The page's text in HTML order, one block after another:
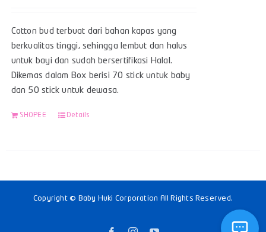
Cotton bud terbuat dari bahan kapas yang
berkualitas tinggi, sehingga lembut dan halus
untuk bayi dan sudah bersertifikasi Halal.
Dikemas dalam Box berisi 70 stick untuk baby
dan 50 stick untuk dewasa.
SHOPEE Details
Copyright © Baby Huki Corporation All Rights Reserved.